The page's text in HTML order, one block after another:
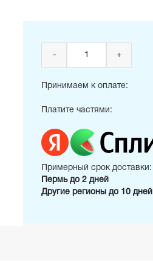
- +
Принимаем к оплате:
Платите частями:
Примерный срок доставки:
Пермь до 2 дней
Другие регионы до 10 дней